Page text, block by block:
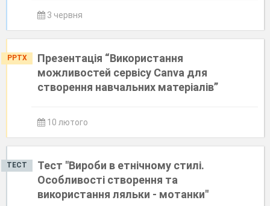
3 червня
PPTX
Презентація “Використання
можливостей сервісу Canva для
створення навчальних матеріалів”
10 лютого
ТЕСТ
Тест "Вироби в етнічному стилі.
Особливості створення та
використання ляльки - мотанки"